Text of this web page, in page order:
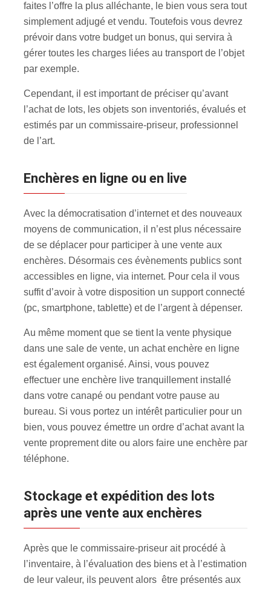
faites l’offre la plus alléchante, le bien vous sera tout
simplement adjugé et vendu. Toutefois vous devrez
prévoir dans votre budget un bonus, qui servira à
gérer toutes les charges liées au transport de l’objet
par exemple.
Cependant, il est important de préciser qu’avant
l’achat de lots, les objets son inventoriés, évalués et
estimés par un commissaire-priseur, professionnel
de l’art.
Enchères en ligne ou en live
Avec la démocratisation d’internet et des nouveaux
moyens de communication, il n’est plus nécessaire
de se déplacer pour participer à une vente aux
enchères. Désormais ces évènements publics sont
accessibles en ligne, via internet. Pour cela il vous
suffit d’avoir à votre disposition un support connecté
(pc, smartphone, tablette) et de l’argent à dépenser.
Au même moment que se tient la vente physique
dans une sale de vente, un achat enchère en ligne
est également organisé. Ainsi, vous pouvez
effectuer une enchère live tranquillement installé
dans votre canapé ou pendant votre pause au
bureau. Si vous portez un intérêt particulier pour un
bien, vous pouvez émettre un ordre d’achat avant la
vente proprement dite ou alors faire une enchère par
téléphone.
Stockage et expédition des lots
après une vente aux enchères
Après que le commissaire-priseur ait procédé à
l’inventaire, à l’évaluation des biens et à l’estimation
de leur valeur, ils peuvent alors être présentés aux